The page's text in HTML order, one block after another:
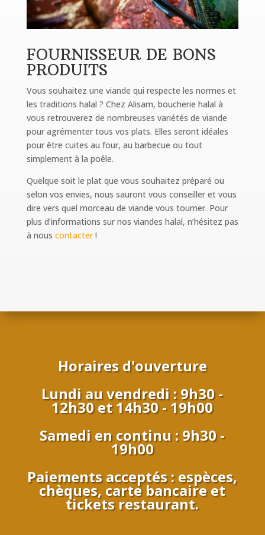
FOURNISSEUR DE BONS
PRODUITS
Vous souhaitez une viande qui respecte les normes et
les traditions halal ? Chez Alisam, boucherie halal à
vous retrouverez de nombreuses variétés de viande
pour agrémenter tous vos plats. Elles seront idéales
pour être cuites au four, au barbecue ou tout
simplement à la poêle.
Quelque soit le plat que vous souhaitez préparé ou
selon vos envies, nous sauront vous conseiller et vous
dire vers quel morceau de viande vous tourner. Pour
plus d’informations sur nos viandes halal, n’hésitez pas
à nous contacter!
Horaires d'ouverture
Lundi au vendredi : 9h30 -
12h30 et 14h30 - 19h00
Samedi en continu : 9h30 -
19h00
Paiements acceptés : espèces,
chèques, carte bancaire et
tickets restaurant.